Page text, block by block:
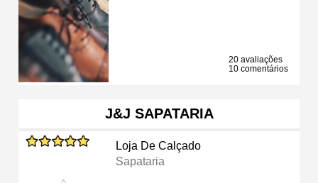
20 avaliações
10 comentários
J&J SAPATARIA
Loja De Calçado
Sapataria